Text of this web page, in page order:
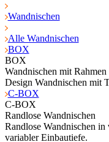
Wandnischen
Alle Wandnischen
BOX
BOX
Wandnischen mit Rahmen
Design Wandnischen mit
C-BOX
C-BOX
Randlose Wandnischen
Randlose Wandnischen
variabler Einbautiefe.